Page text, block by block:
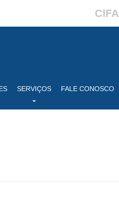
CIFA
SERVIÇOS FALE CONOSCO